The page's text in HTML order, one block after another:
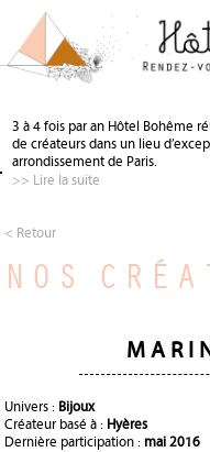
3 à 4 fois par an Hôtel Bohême
de créateurs dans un lieu
arrondissement de Paris.
>> Lire la suite
< Retour
NOS
Univers : Bijoux
Créateur basé à : Hyères
Dernière participation : mai 2016